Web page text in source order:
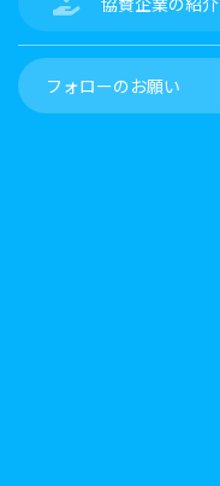
フォローのお願い